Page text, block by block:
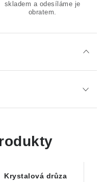
skladem a odesíláme je
obratem.
Krystalová drůza